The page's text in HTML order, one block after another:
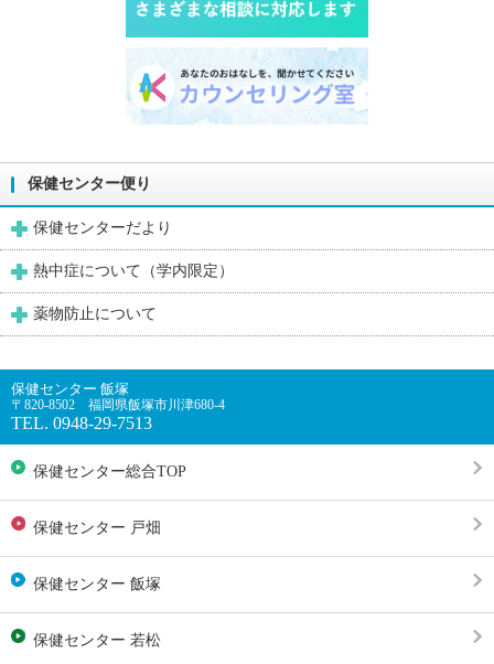
保健センター便り
保健センターだより
熱中症について（学内限定）
薬物防止について
保健センター 飯塚
〒820-8502 福岡県飯塚市川津680-4
TEL. 0948-29-7513
保健センター総合TOP
保健センター 戸畑
保健センター 飯塚
保健センター 若松